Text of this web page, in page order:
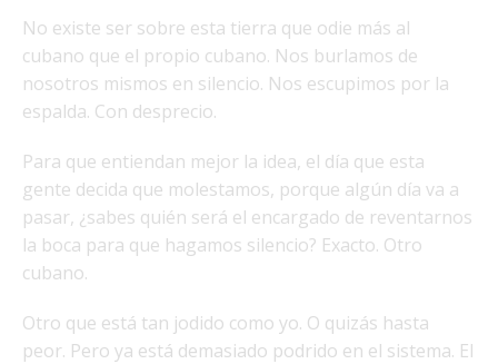
No existe ser sobre esta tierra que odie más al
cubano que el propio cubano. Nos burlamos de
nosotros mismos en silencio. Nos escupimos por la
espalda. Con desprecio.
Para que entiendan mejor la idea, el día que esta
gente decida que molestamos, porque algún día va a
pasar, ¿sabes quién será el encargado de reventarnos
la boca para que hagamos silencio? Exacto. Otro
cubano.
Otro que está tan jodido como yo. O quizás hasta
peor. Pero ya está demasiado podrido en el sistema. El